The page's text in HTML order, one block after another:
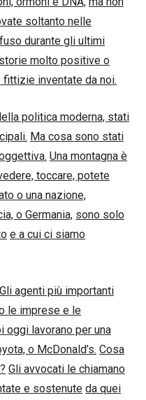
soltanto nelle
durante gli ultimi
molto positive o
inventate da noi.
politica moderna, stati
Ma cosa sono stati
Una montagna è
toccare, potete
o una nazione,
o Germania, sono solo
e a cui ci siamo
Gli agenti più importanti
le imprese e le
oggi lavorano per una
o McDonald’s. Cosa
Gli avvocati le chiamano
e sostenute da quei